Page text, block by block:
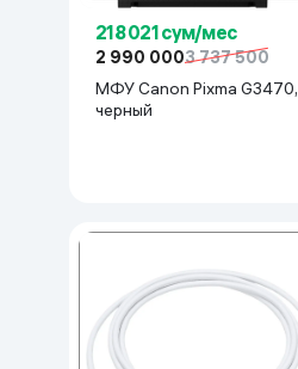
218 021 сум/мес
2 990 0003 737 500
МФУ Canon Pixma G3470,
черный